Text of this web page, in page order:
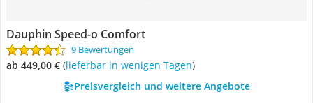
Dauphin Speed-o Comfort
9 Bewertungen
ab 449,00 € ( Lieferbar in wenigen Tagen)
Preisvergleich und weitere Angebote